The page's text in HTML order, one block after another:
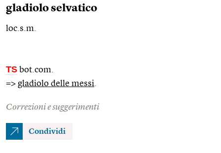
gladiolo selvatico
loc.s.m.
TS bot.com.
=> gladiolo delle messi
Correzioni e suggerimenti
Condividi